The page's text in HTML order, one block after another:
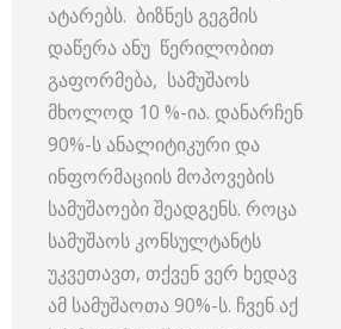
ატარებს. ბიზნეს გეგმის
დაწერა ანუ წერილობით
გაფორმება, სამუშაოს
მხოლოდ 10 %-ია. დანარჩენ
90%-ს ანალიტიკური და
ინფორმაციის მოპოვების
სამუშაოები შეადგენს. როცა
სამუშაოს კონსულტანტს
უკვეთავთ, თქვენ ვერ ხედავ
ამ სამუშაოთა 90%-ს. ჩვენ აქ